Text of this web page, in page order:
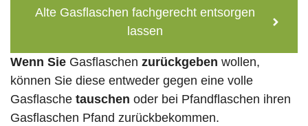
Alte Gasflaschen fachgerecht entsorgen
lassen
Wenn Sie Gasflaschen zurückgeben wollen,
können Sie diese entweder gegen eine volle
Gasflasche tauschen oder bei Pfandflaschen ihren
Gasflaschen Pfand zurückbekommen.